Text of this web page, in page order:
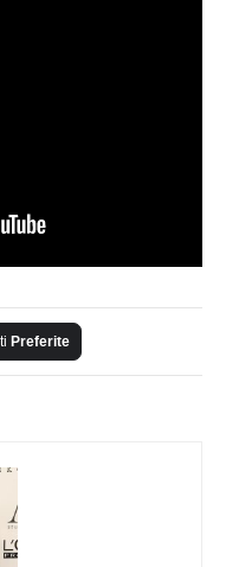
Preferite